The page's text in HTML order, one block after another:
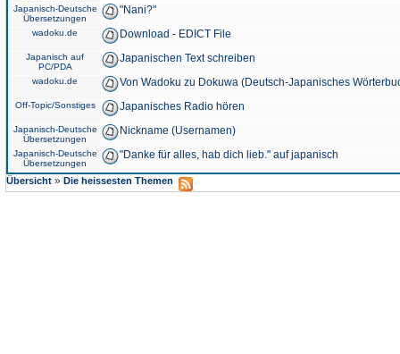
Japanisch-Deutsche
Übersetzungen
"Nani?"
wadoku.de Download - EDICT File
Japanisch auf
PC/PDA
Japanischen Text schreiben
wadoku.de Von Wadoku zu Dokuwa (Deutsch-Japanisches
Off-Topic/Sonstiges Japanisches Radio hören
Japanisch-Deutsche
Übersetzungen
Nickname (Usernamen)
Japanisch-Deutsche
Übersetzungen
"Danke für alles, hab dich lieb." auf japanisch
Übersicht » Die heissesten Themen